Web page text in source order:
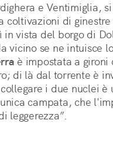
e Ventimiglia,
coltivazioni di
in vista del borgo di
vicino se ne intuisce
è impostata a
di là dal torrente è
i due nuclei è
campata, che
leggerezza”.